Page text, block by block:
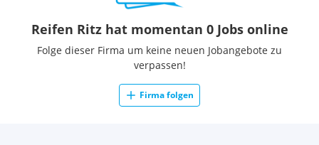
Reifen Ritz hat momentan 0 Jobs online
Folge dieser Firma um keine neuen Jobangebote zu
verpassen!
Firma folgen